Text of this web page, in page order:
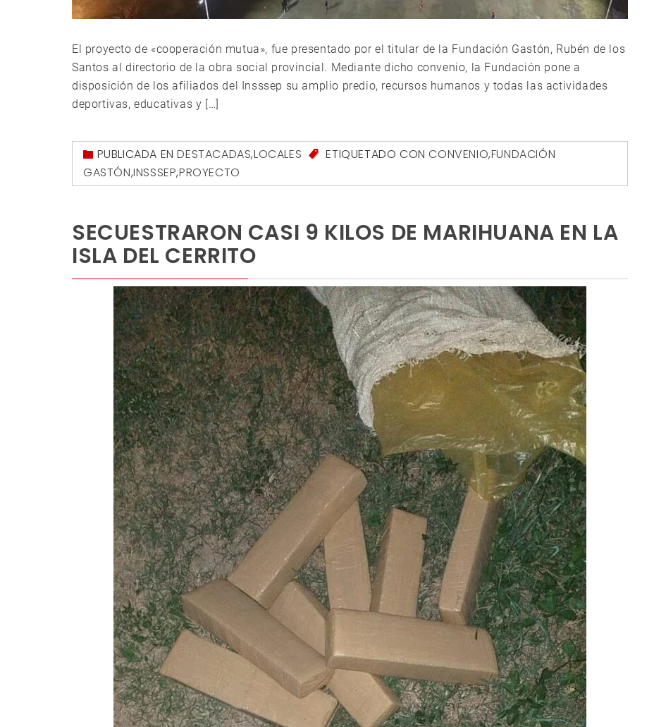
El proyecto de «cooperación mutua», fue presentado por el titular de la Fundación Gastón, Rubén de los
Santos al directorio de la obra social provincial. Mediante dicho convenio, la Fundación pone a
disposición de los afiliados del Insssep su amplio predio, recursos humanos y todas las actividades
deportivas, educativas y […]
PUBLICADA ENDESTACADAS,LOCALES ETIQUETADO CONCONVENIO,FUNDACIÓN
GASTÓN,INSSSEP,PROYECTO
SECUESTRARON CASI 9 KILOS DE MARIHUANA EN LA
ISLA DEL CERRITO